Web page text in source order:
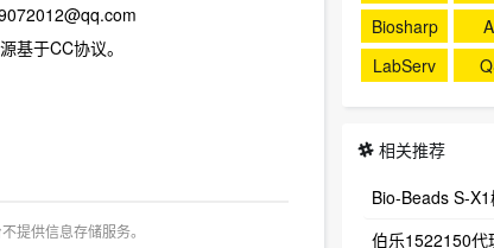
基于CC协议。
提供信息存储服务。
Biosharp
LabServ
相关推荐